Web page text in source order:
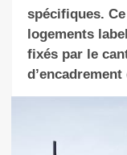
spécifiques.
logements
fixés par le